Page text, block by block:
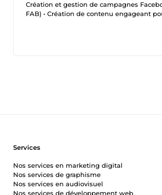
Création et gestion de campagnes
FAB) • Création de contenu engageant
des publicités au hasard. Je construis
ton retour sur investissement. ✅
Services
Nos services en marketing digital
Nos services de graphisme
Nos services en audiovisuel
Nos services de développement web